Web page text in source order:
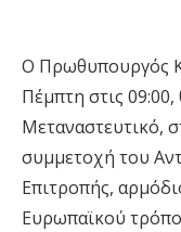
Ο Πρωθυπουργός
Πέμπτη στις
Μεταναστευτικό,
συμμετοχή του
Επιτροπής,
Ευρωπαϊκού